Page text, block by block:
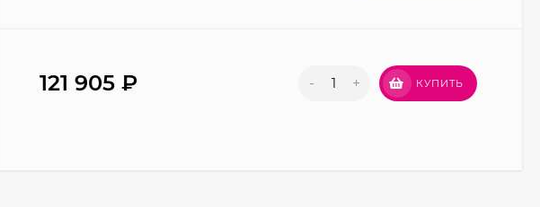
121 905₽ - + КУПИТЬ